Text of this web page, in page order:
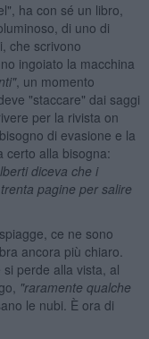
ha con sé un libro,
di uno di
che scrivono
ingoiato la macchina
, un momento
"staccare" dai saggi
per la rivista on
di evasione e la
certo alla bisogna:
diceva che i
pagine per salire
ce ne sono
ancora più chiaro.
perde alla vista, al
"raramente qualche
le nubi. È ora di